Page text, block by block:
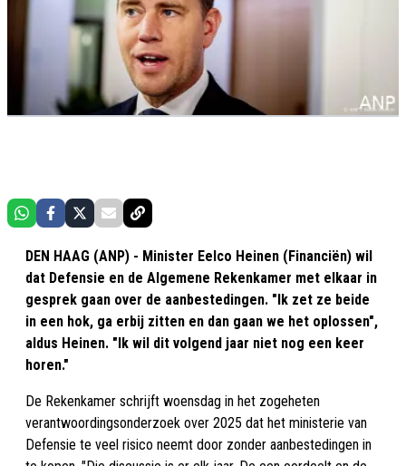
DEN HAAG (ANP) - Minister Eelco Heinen (Financiën) wil
dat Defensie en de Algemene Rekenkamer met elkaar in
gesprek gaan over de aanbestedingen. "Ik zet ze beide
in een hok, ga erbij zitten en dan gaan we het oplossen",
aldus Heinen. "Ik wil dit volgend jaar niet nog een keer
horen."
De Rekenkamer schrijft woensdag in het zogeheten
verantwoordingsonderzoek over 2025 dat het ministerie van
Defensie te veel risico neemt door zonder aanbestedingen in